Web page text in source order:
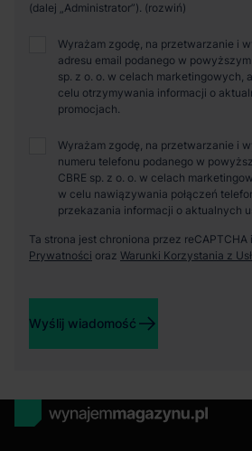
(dalej „Administrator”).
Wyrażam zgodę, na przetwarzanie i
adresu email podanego w
sp. z o. o. w celach marketingowych,
celu otrzymywania informacji o
promocjach.
Wyrażam zgodę, na przetwarzanie i
numeru telefonu podanego w
CBRE sp. z o. o. w celach
w celu nawiązywania połączeń
przekazania informacji o aktualnych
Ta strona jest chroniona przez reCAPTCHA
Prywatności oraz Warunki Korzystania z
Wyślij wiadomość